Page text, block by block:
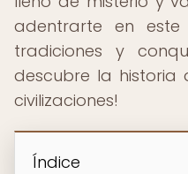
adentrarte en
tradiciones y
descubre la historia
civilizaciones!
Índice